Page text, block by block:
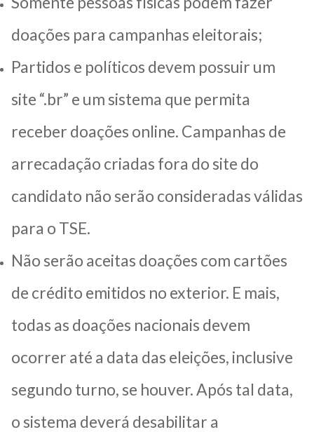
doações para campanhas eleitorais;
Partidos e políticos devem possuir um
site “.br” e um sistema que permita
receber doações online. Campanhas de
arrecadação criadas fora do site do
candidato não serão consideradas válidas
para o TSE.
Não serão aceitas doações com cartões
de crédito emitidos no exterior. E mais,
todas as doações nacionais devem
ocorrer até a data das eleições, inclusive
segundo turno, se houver. Após tal data,
o sistema deverá desabilitar a